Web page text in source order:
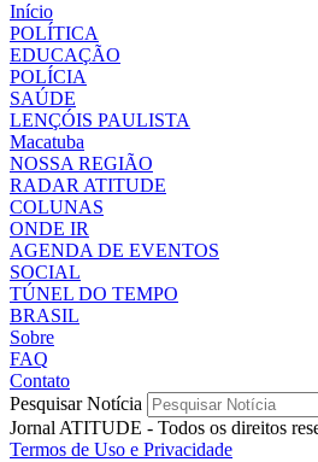
Início
POLÍTICA
EDUCAÇÃO
POLÍCIA
SAÚDE
LENÇÓIS PAULISTA
Macatuba
NOSSA REGIÃO
RADAR ATITUDE
COLUNAS
ONDE IR
AGENDA DE EVENTOS
SOCIAL
TÚNEL DO TEMPO
BRASIL
Sobre
FAQ
Contato
Pesquisar Notícia
Jornal ATITUDE - Todos os direitos
Termos de Uso e Privacidade